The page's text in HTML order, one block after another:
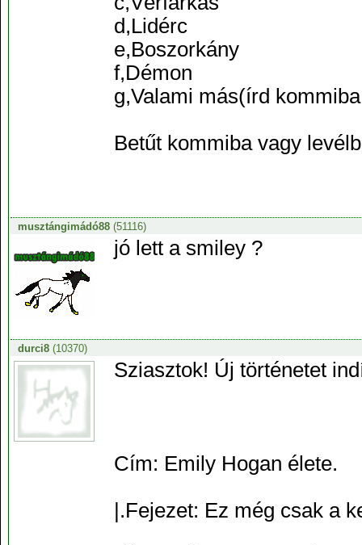
d,Lidérc
e,Boszorkány
f,Démon
g,Valami más(írd
Betűt kommiba vagy
musztángimádó88(51116)
jó lett a smiley ?
durci8(10370)
Sziasztok! Új történetet
Cím: Emily Hogan élete.
|.Fejezet: Ez még csak a